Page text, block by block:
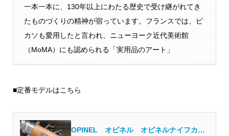
一本一本に、130年以上にわたる歴史で受け継がれてき
たものづくりの精神が宿っています。フランスでは、ピ
カソも愛用したと言われ、ニューヨーク近代美術館
（MoMA）にも認められる「実用品のアート」
■定番モデルはこちら
OPINEL オピネル オピネルナイフカー